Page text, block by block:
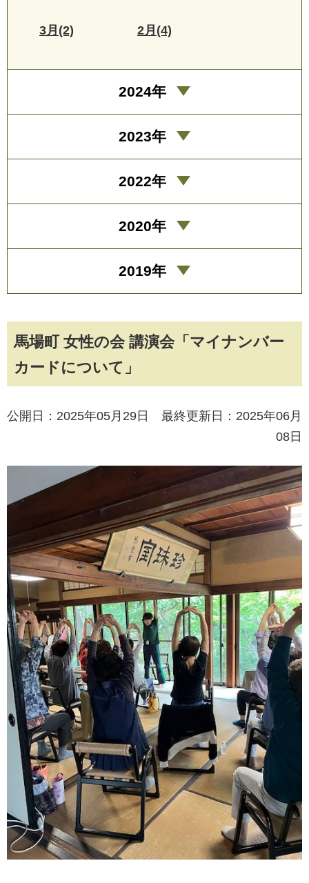
馬場町 女性の会 講演会「マイナンバー
カードについて」
公開日：2025年05月29日 最終更新日：2025年06月
08日
3月(2) 2月(4)
2024年
2023年
2022年
2020年
2019年